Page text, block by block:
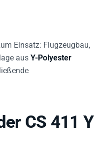
Einsatz: Flugzeugbau,
aus Y-Polyester
CS 411 Y